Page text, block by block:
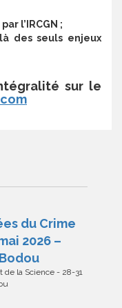
l’IRCGN ;
des seuls enjeux
sur le
du Crime
2026 –
de la Science - 28-31